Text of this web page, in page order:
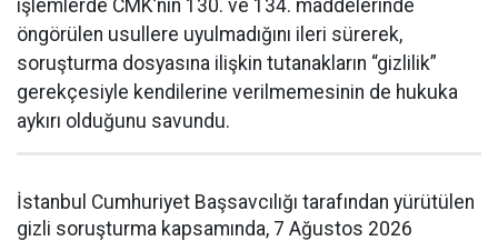
işlemlerde CMK’nın 130. ve 134. maddelerinde
öngörülen usullere uyulmadığını ileri sürerek,
soruşturma dosyasına ilişkin tutanakların “gizlilik”
gerekçesiyle kendilerine verilmemesinin de hukuka
aykırı olduğunu savundu.
İstanbul Cumhuriyet Başsavcılığı tarafından yürütülen
gizli soruşturma kapsamında, 7 Ağustos 2026